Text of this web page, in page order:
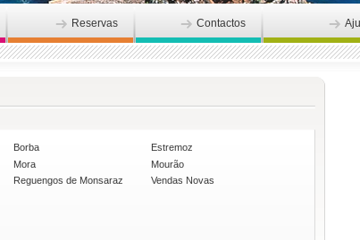
Reservas Contactos
Borba
Estremoz
Mora
Mourão
Reguengos de Monsaraz
Vendas Novas